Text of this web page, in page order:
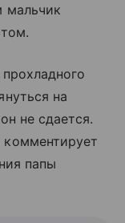
мальчик
на
не сдается.
папы